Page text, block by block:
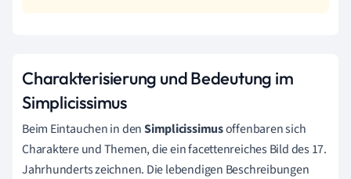
Charakterisierung und Bedeutung im
Simplicissimus
Beim Eintauchen in denSimplicissimusoffenbaren sich
Charaktere und Themen, die ein facettenreiches Bild des 17.
Jahrhunderts zeichnen. Die lebendigen Beschreibungen